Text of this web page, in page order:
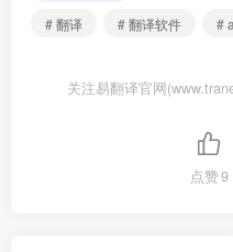
# 翻译
# 翻译软件 #
关注易翻译官网
点赞9